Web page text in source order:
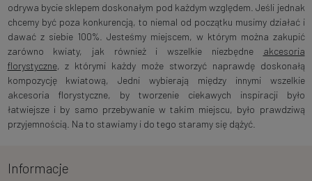
odrywa bycie sklepem doskonałym pod każdym względem. Jeśli jednak
chcemy być poza konkurencją, to niemal od początku musimy działać i
dawać z siebie 100%. Jesteśmy miejscem, w którym można zakupić
zarówno kwiaty, jak również i wszelkie niezbędne akcesoria
florystyczne, z którymi każdy może stworzyć naprawdę doskonałą
kompozycję kwiatową, Jedni wybierają między innymi wszelkie
akcesoria florystyczne, by tworzenie ciekawych inspiracji było
łatwiejsze i by samo przebywanie w takim miejscu, było prawdziwą
przyjemnością. Na to stawiamy i do tego staramy się dążyć.
Informacje